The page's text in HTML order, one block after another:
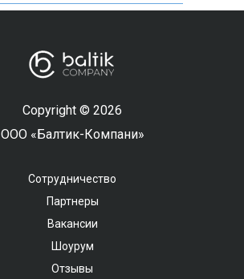
Copyright © 2026
ООО «Балтик-Компани»
Сотрудничество
Партнеры
Вакансии
Шоурум
Отзывы